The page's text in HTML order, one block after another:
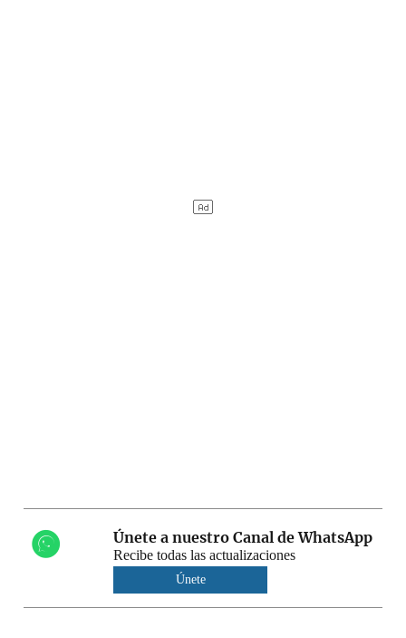
Únete a nuestro Canal de WhatsApp
Recibe todas las actualizaciones
Únete